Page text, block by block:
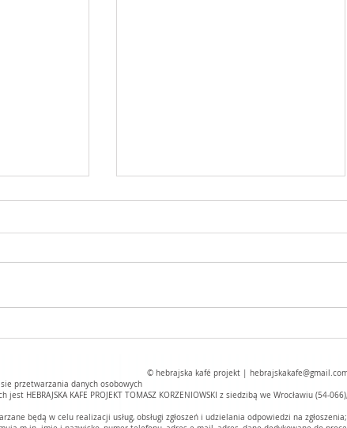
książki hebrajskie w dzisiejszej polsce
oto fragmenty tego co pisałem
tygodnia...
© hebrajska kafé projekt |
przetwarzania danych osobowych
HEBRAJSKA KAFE PROJEKT TOMASZ KORZENIOWSKI z siedzibą we Wrocławiu
będą w celu realizacji usług, obsługi zgłoszeń i udzielania odpowiedzi na zgłoszenia;